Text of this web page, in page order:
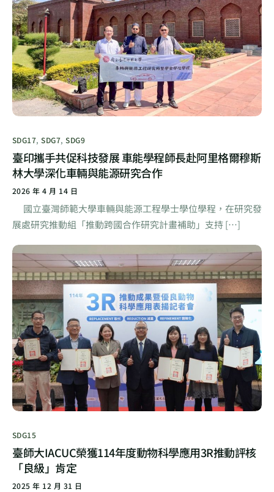
SDG17,SDG7,SDG9
臺印攜手共促科技發展 車能學程師長赴阿里格爾穆斯
林大學深化車輛與能源研究合作
2026 年 4 月 14 日
國立臺灣師範大學車輛與能源工程學士學位學程，在研究發
展處研究推動組「推動跨國合作研究計畫補助」支持 […]
SDG15
臺師大IACUC榮獲114年度動物科學應用3R推動評核
「良級」肯定
2025 年 12 月 31 日